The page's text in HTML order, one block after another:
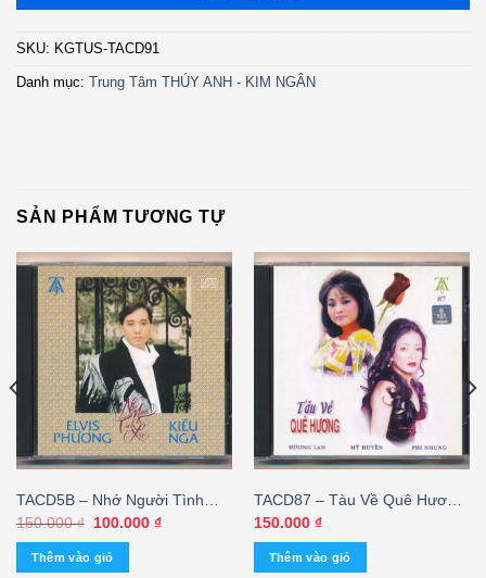
SKU: KGTUS-TACD91
Danh mục: Trung Tâm THÚY ANH - KIM NGÂN
SẢN PHẨM TƯƠNG TỰ
TACD5B – Nhớ Người Tình
Xưa – Elvis Phương – Kiều
Nga (Phôi Số, KHÔNG BÌA
GỐC) KGVHC
150.000₫
Giá
là:
150.000 ₫.
100.000 ₫Giá
Thêm vào giỏ
TACD87 – Tàu Về Quê Hương
– Hương Lan – Phi Nhung –
Mỹ Huyền
150.000 ₫
Thêm vào giỏ